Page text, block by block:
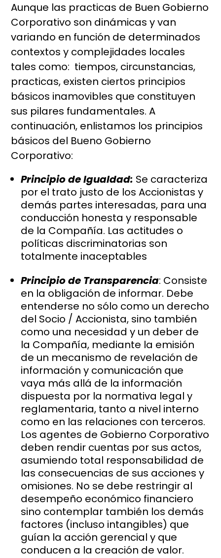
Aunque las practicas de Buen Gobierno
Corporativo son dinámicas y van
variando en función de determinados
contextos y complejidades locales
tales como: tiempos, circunstancias,
practicas, existen ciertos principios
básicos inamovibles que constituyen
sus pilares fundamentales. A
continuación, enlistamos los principios
básicos del Bueno Gobierno
Corporativo:
Principio de Igualdad: Se caracteriza
por el trato justo de los Accionistas y
demás partes interesadas, para una
conducción honesta y responsable
de la Compañía. Las actitudes o
políticas discriminatorias son
totalmente inaceptables
Principio de Transparencia: Consiste
en la obligación de informar. Debe
entenderse no sólo como un derecho
del Socio / Accionista, sino también
como una necesidad y un deber de
la Compañía, mediante la emisión
de un mecanismo de revelación de
información y comunicación que
vaya más allá de la información
dispuesta por la normativa legal y
reglamentaria, tanto a nivel interno
como en las relaciones con terceros.
Los agentes de Gobierno Corporativo
deben rendir cuentas por sus actos,
asumiendo total responsabilidad de
las consecuencias de sus acciones y
omisiones. No se debe restringir al
desempeño económico financiero
sino contemplar también los demás
factores (incluso intangibles) que
guían la acción gerencial y que
conducen a la creación de valor.